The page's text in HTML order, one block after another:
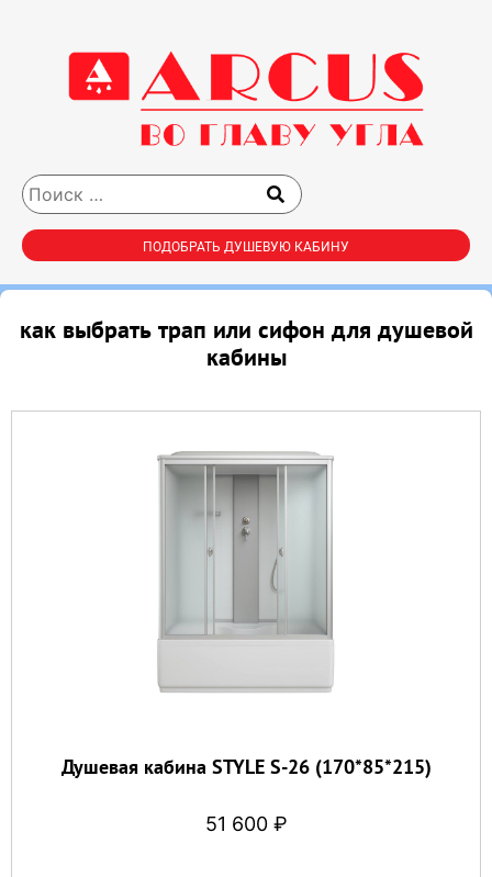
ПОДОБРАТЬ ДУШЕВУЮ КАБИНУ
как выбрать трап или сифон для душевой
кабины
Душевая кабина STYLE S-26 (170*85*215)
51 600 ₽